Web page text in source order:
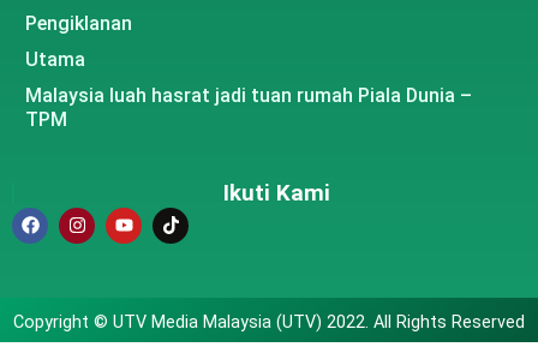
Pengiklanan
Utama
Malaysia luah hasrat jadi tuan rumah Piala Dunia –
TPM
Ikuti Kami
Copyright © UTV Media Malaysia (UTV) 2022. All Rights Reserved